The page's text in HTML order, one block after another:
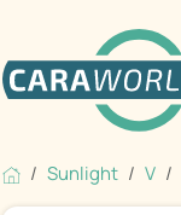
Sunlight V